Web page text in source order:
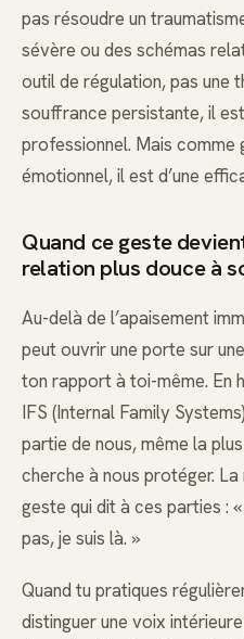
pas résoudre un
sévère ou des schémas
outil de régulation, pas une
souffrance persistante, il
professionnel. Mais
émotionnel, il est d’une
Quand ce geste
relation plus douce à
Au-delà de l’apaisement
peut ouvrir une porte sur
ton rapport à toi-même. En
IFS (Internal Family
partie de nous, même la
cherche à nous protéger.
geste qui dit à ces parties :
pas, je suis là. »
Quand tu pratiques
distinguer une voix